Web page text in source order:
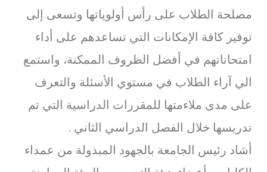
مصلحة الطلاب على رأس أولوياتها وتسعى إلى
توفير كافة الإمكانات التي تساعدهم على أداء
امتحاناتهم في أفضل الظروف الممكنة، واستمع
الي آراء الطلاب في مستوي الأسئلة والتعرف
على مدى ملاءمتها للمقررات الدراسية التي تم
تدريسها خلال الفصل الدراسي الثاني .
أشاد رئيس الجامعة بالجهود المبذولة من عمداء